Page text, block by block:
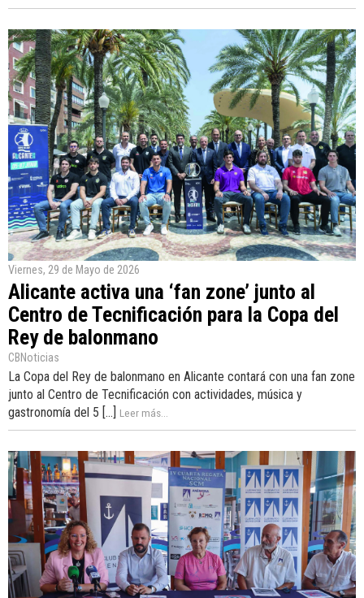
Viernes, 29 de Mayo de 2026
Alicante activa una ‘fan zone’ junto al
Centro de Tecnificación para la Copa del
Rey de balonmano
CBNoticias
La Copa del Rey de balonmano en Alicante contará con una fan zone
junto al Centro de Tecnificación con actividades, música y
gastronomía del 5 [...]
Leer más...